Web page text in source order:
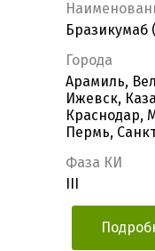
Бразикумаб
Города
Арамиль,
Ижевск,
Краснодар,
Пермь,
Фаза КИ